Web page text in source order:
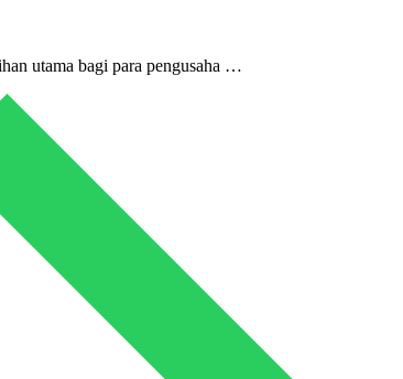
utama bagi para pengusaha …